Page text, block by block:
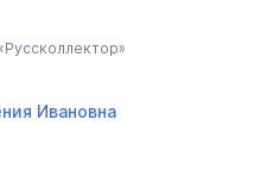
Ивановна